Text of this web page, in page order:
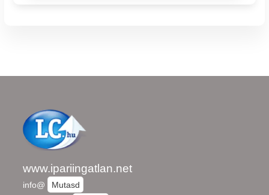
www.ipariingatlan.net
info@
Mutasd